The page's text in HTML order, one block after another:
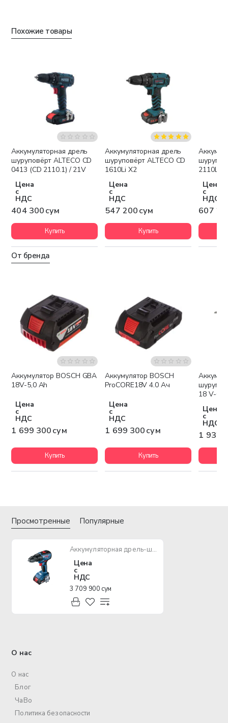
Похожие товары
Аккумуляторная дрель
шуруповёрт ALTECO CD
0413 (CD 2110.1) / 21V
Цена
с
НДС
404 300 сум
Купить
Аккумуляторная дрель
шуруповёрт ALTECO CD
1610Li X2
Цена
с
НДС
547 200 сум
Купить
2110Li
Цена
с
НДС
607
От бренда
Бесплатная доставка
Аккумулятор BOSCH GBA
18V-5,0 Ah
Цена
с
НДС
1 699 300 сум
Купить
Бесплатная доставка
Аккумулятор BOSCH
ProCORE18V 4.0 Ач
Цена
с
НДС
1 699 300 сум
Купить
18 V-
Цена
с
НДС
1 932
Просмотренные Популярные
Аккумуляторная дрель-шуруповерт BOSCH GSR 18V-50
Цена
с
НДС
3 709 900 сум
О нас
О нас
Блог
ЧаВо
Политика безопасности